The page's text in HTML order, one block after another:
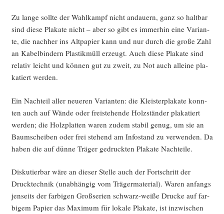
Zu lan­ge soll­te der Wahl­kampf nicht andau­ern, ganz so halt­bar
sind die­se Pla­ka­te nicht – aber so gibt es immer­hin eine Vari­an­
te, die nach­her ins Alt­pa­pier kann und nur durch die gro­ße Zahl
an Kabel­bin­dern Plas­tik­müll erzeugt. Auch die­se Pla­ka­te sind
rela­tiv leicht und kön­nen gut zu zweit, zu Not auch allei­ne pla­
ka­tiert werden.
Ein Nach­teil aller neue­ren Vari­an­ten: die Kleis­ter­pla­ka­te konn­
ten auch auf Wän­de oder frei­ste­hen­de Holz­stän­der pla­ka­tiert
wer­den; die Holz­plat­ten waren zudem sta­bil genug, um sie an
Baum­schei­ben oder frei ste­hend am Info­stand zu ver­wen­den. Da
haben die auf dün­ne Trä­ger gedruck­ten Pla­ka­te Nachteile.
Dis­ku­tier­bar wäre an die­ser Stel­le auch der Fort­schritt der
Druck­tech­nik (unab­hän­gig vom Trä­ger­ma­te­ri­al). Waren anfangs
jen­seits der far­bi­gen Groß­se­ri­en schwarz-wei­ße Dru­cke auf far­
bi­gem Papier das Maxi­mum für loka­le Pla­ka­te, ist inzwi­schen